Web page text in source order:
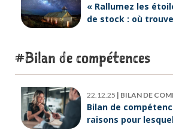
« Rallumez les
de stock : où
Bilan de compétences
22.12.25 | BILAN DE
Bilan de
raisons pour